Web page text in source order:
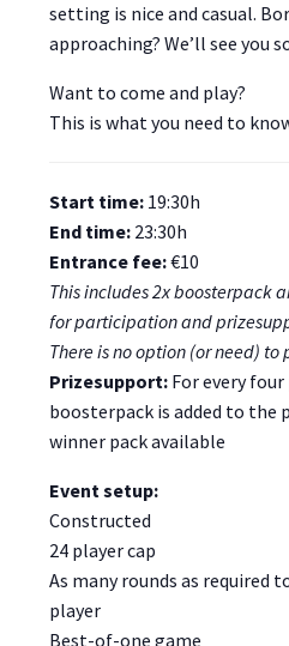
setting is nice and casual.
approaching? We’ll see you
Want to come and play?
This is what you need to
Start time: 19:30h
End time: 23:30h
Entrance fee:€10
This includes 2x boosterpack
for participation and
There is no option (or need)
Prizesupport: For every
boosterpack is added to the
winner pack available
Event setup:
Constructed
24 player cap
As many rounds as required
player
Best-of-one game